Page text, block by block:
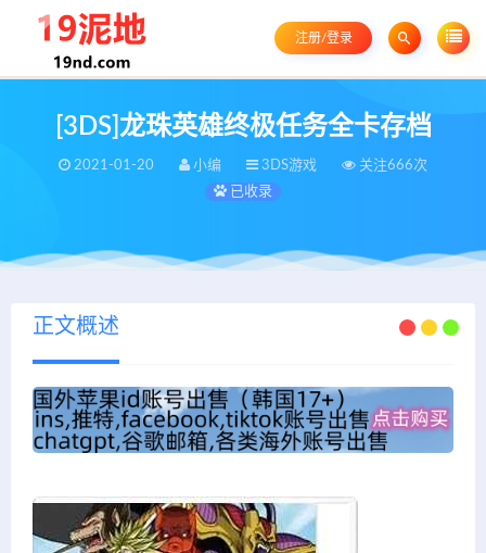
注册/登录
[3DS]龙珠英雄终极任务全卡存档
2021-01-20 小编 3DS游戏
关注666次
已收录
正文概述